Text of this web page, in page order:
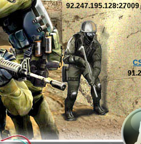
92.247.195.128:27009